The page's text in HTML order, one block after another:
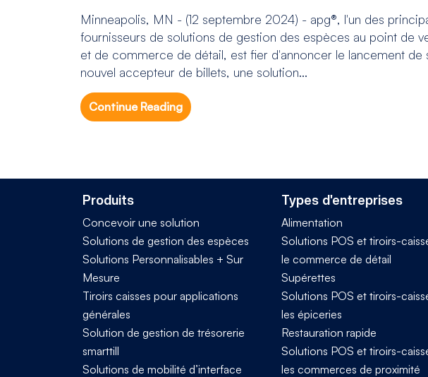
Minneapolis, MN - (12 septembre 2024) - apg®, l'un des
fournisseurs de solutions de gestion des espèces au point de
et de commerce de détail, est fier d'annoncer le lancement de
nouvel accepteur de billets, une solution...
Continue Reading
Produits
Concevoir une solution
Solutions de gestion des espèces
Solutions Personnalisables + Sur
Mesure
Tiroirs caisses pour applications
générales
Solution de gestion de trésorerie
smarttill
Solutions de mobilité d’interface
Types d'entreprises
Alimentation
Solutions POS et tiroirs-
le commerce de détail
Supérettes
Solutions POS et tiroirs-
les épiceries
Restauration rapide
Solutions POS et tiroirs-
les commerces de proximité